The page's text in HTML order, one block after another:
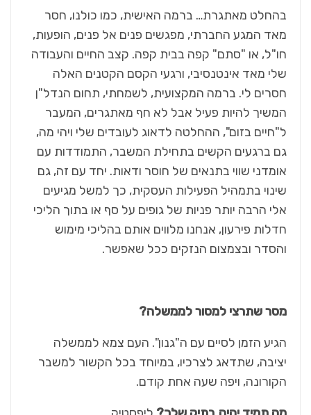
בהחלט מאתגרת… ברמה האישית, כמו כולנו, חסר
מאד המגע החברתי, מפגשים פנים אל פנים, הופעות,
חו"ל, או "סתם" קפה בבית קפה. קצב החיים והעבודה
שלי מאד אינטנסיבי, ורגעי הקסם הקטנים האלה
חסרים לי. ברמה המקצועית, לשמחתי, תחום הנדל"ן
המשיך להיות פעיל אבל לא חף מאתגרים, המעבר
ל"חיים בזום", ההחלטה לדאוג לעובדים שלי ויהי מה,
גם ברגעים הקשים בתחילת המשבר, התמודדות עם
אומדני שווי בתנאים של חוסר ודאות. יחד עם זה, גם
שינוי בתמהיל הפעילות העסקית, כך למשל מגיעים
אלי הרבה יותר פניות של גופים על סף או בתוך הליכי
חדלות פירעון, אנחנו מלווים אותם בהליכי מימוש
והסדר ובצמצום הנזקים ככל שאפשר.
מסר שתרצי למסור לממשלה?
הגיע הזמן לסיים עם ה"גנון". העם צמא לממשלה
יציבה, שתדאג לצרכיו, במיוחד בכל הקשור למשבר
הקורונה, ויפה שעה אחת קודם.